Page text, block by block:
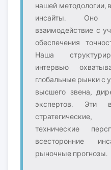
нашей методологии,
инсайты. Оно
взаимодействие с
обеспечения
Наша
интервью
глобальные рынки с
высшего звена,
экспертов. Эти
технические
всесторонние
рыночные прогнозы.